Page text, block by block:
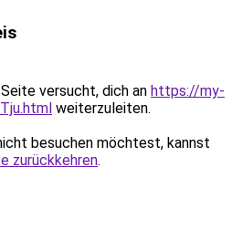
versucht, dich an https://my-
weiterzuleiten.
besuchen möchtest, kannst
zurückkehren.